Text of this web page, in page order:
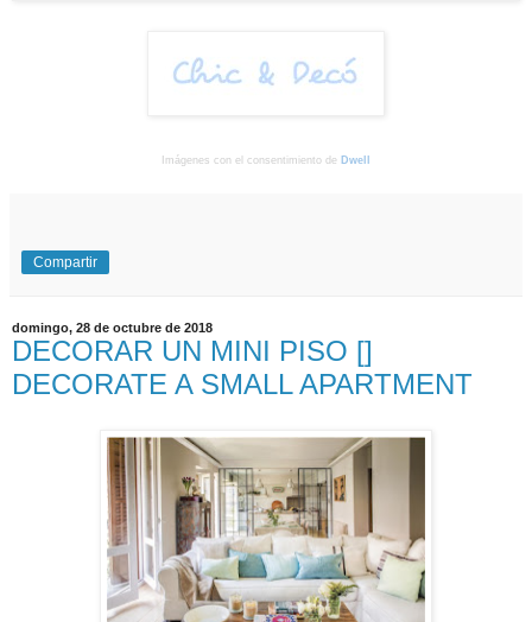
Imágenes con el consentimiento de Dwell
Compartir
domingo, 28 de octubre de 2018
DECORAR UN MINI PISO []
DECORATE A SMALL APARTMENT